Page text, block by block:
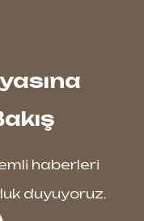
haberleri
duyuyoruz.